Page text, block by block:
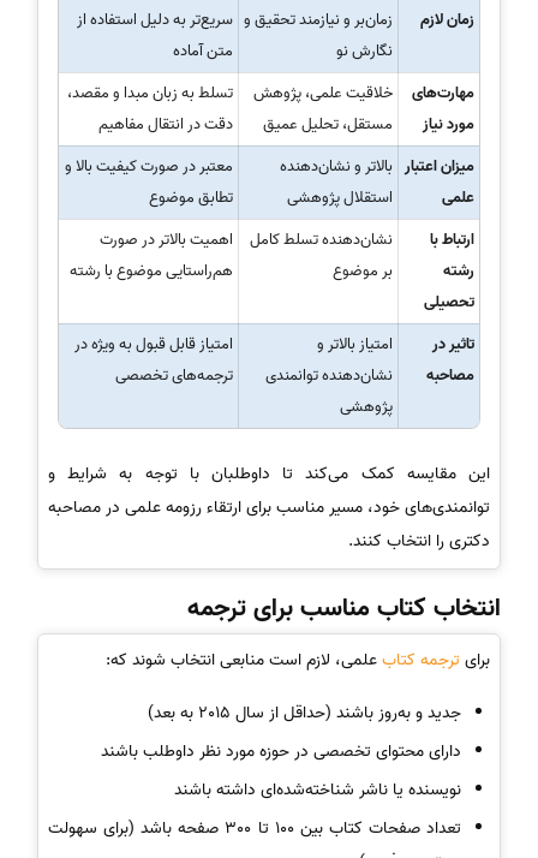
زمان لازم
زمان‌بر و نیازمند تحقیق و
نگارش نو
سریع‌تر به دلیل استفاده از
متن آماده
مهارت‌های
مورد نیاز
خلاقیت علمی، پژوهش
مستقل، تحلیل عمیق
تسلط به زبان مبدا و مقصد،
دقت در انتقال مفاهیم
میزان اعتبار
علمی
بالاتر و نشان‌دهنده
استقلال پژوهشی
معتبر در صورت کیفیت بالا و
تطابق موضوع
ارتباط با
رشته
تحصیلی
نشان‌دهنده تسلط کامل
بر موضوع
اهمیت بالاتر در صورت
هم‌راستایی موضوع با رشته
تاثیر در
مصاحبه
امتیاز بالاتر و
نشان‌دهنده توانمندی
پژوهشی
امتیاز قابل قبول به ویژه در
ترجمه‌های تخصصی
این مقایسه کمک می‌کند تا داوطلبان با توجه به شرایط و
توانمندی‌های خود، مسیر مناسب برای ارتقاء رزومه علمی در مصاحبه
دکتری را انتخاب کنند.
انتخاب کتاب مناسب برای ترجمه
برای ترجمه کتابعلمی، لازم است منابعی انتخاب شوند که:
جدید و به‌روز باشند (حداقل از سال 2015 به بعد)
دارای محتوای تخصصی در حوزه مورد نظر داوطلب باشند
نویسنده یا ناشر شناخته‌شده‌ای داشته باشند
تعداد صفحات کتاب بین 100 تا 300 صفحه باشد (برای سهولت